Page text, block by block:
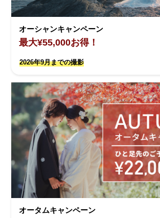
オーシャンキャンペーン
最大¥55,000お得！
2026年9月までの撮影
オータムキャンペーン